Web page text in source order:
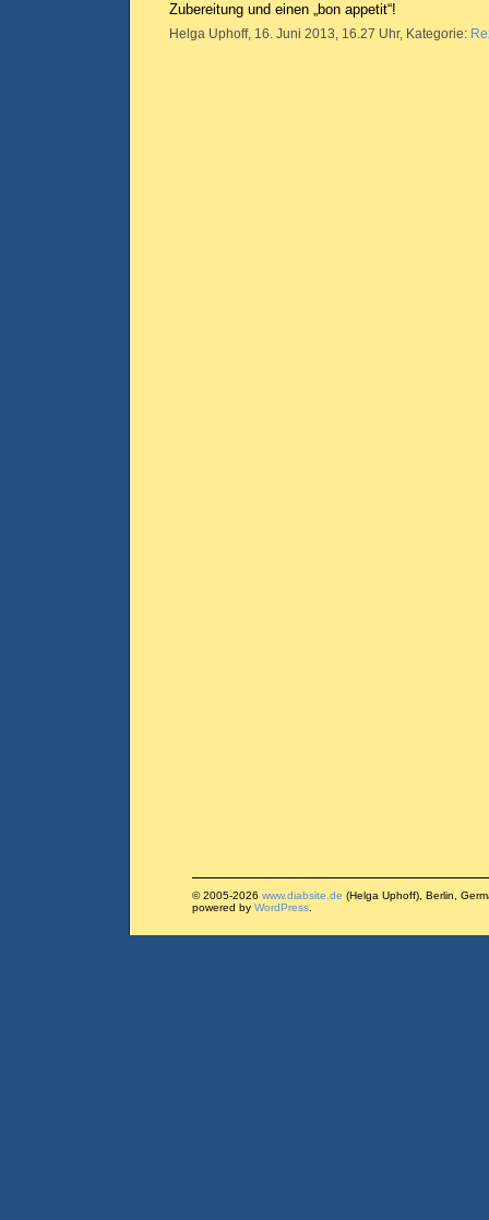
Zubereitung und einen „bon appetit“!
Helga Uphoff, 16. Juni 2013, 16.27 Uhr, Kategorie:
© 2005-2026 www.diabsite.de (Helga Uphoff), Berlin,
powered by WordPress.